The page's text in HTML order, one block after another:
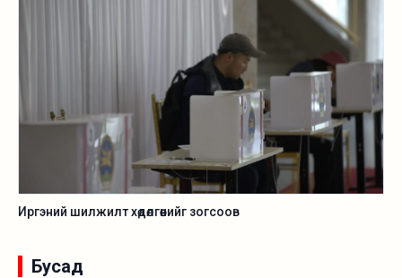
Иргэний шилжилт хөдөлгөөнийг зогсоов
Бусад